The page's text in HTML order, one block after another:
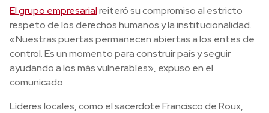
El grupo empresarialreiteró su compromiso al estricto
respeto de los derechos humanos y la institucionalidad.
«Nuestras puertas permanecen abiertas a los entes de
control. Es un momento para construir país y seguir
ayudando a los más vulnerables», expuso en el
comunicado.
Líderes locales, como el sacerdote Francisco de Roux,